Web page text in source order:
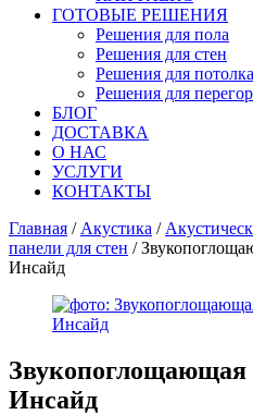
ГОТОВЫЕ РЕШЕНИЯ
Решения для пола
Решения для стен
Решения для потолка
Решения для
БЛОГ
ДОСТАВКА
О НАС
УСЛУГИ
КОНТАКТЫ
Главная / Акустика /
панели для стен /
Инсайд
Инсайд